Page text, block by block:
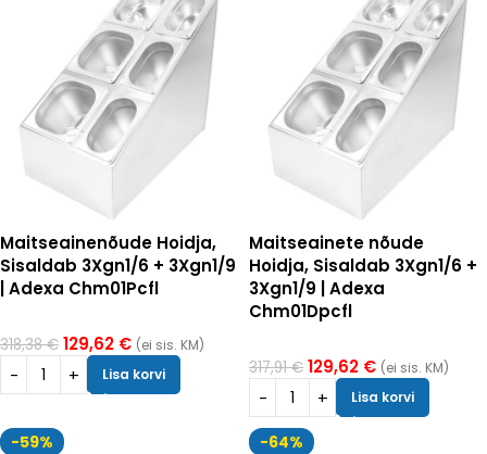
Maitseainenõude Hoidja,
Sisaldab 3Xgn1/6 + 3Xgn1/9
| Adexa Chm01Pcfl
318,38€ 129,62 € (ei sis. KM)
Lisa korvi
Maitseainete nõude
Hoidja, Sisaldab 3Xgn1/6 +
3Xgn1/9 | Adexa
Chm01Dpcfl
317,91€ 129,62 € (ei sis. KM)
Lisa korvi
-59% -64%